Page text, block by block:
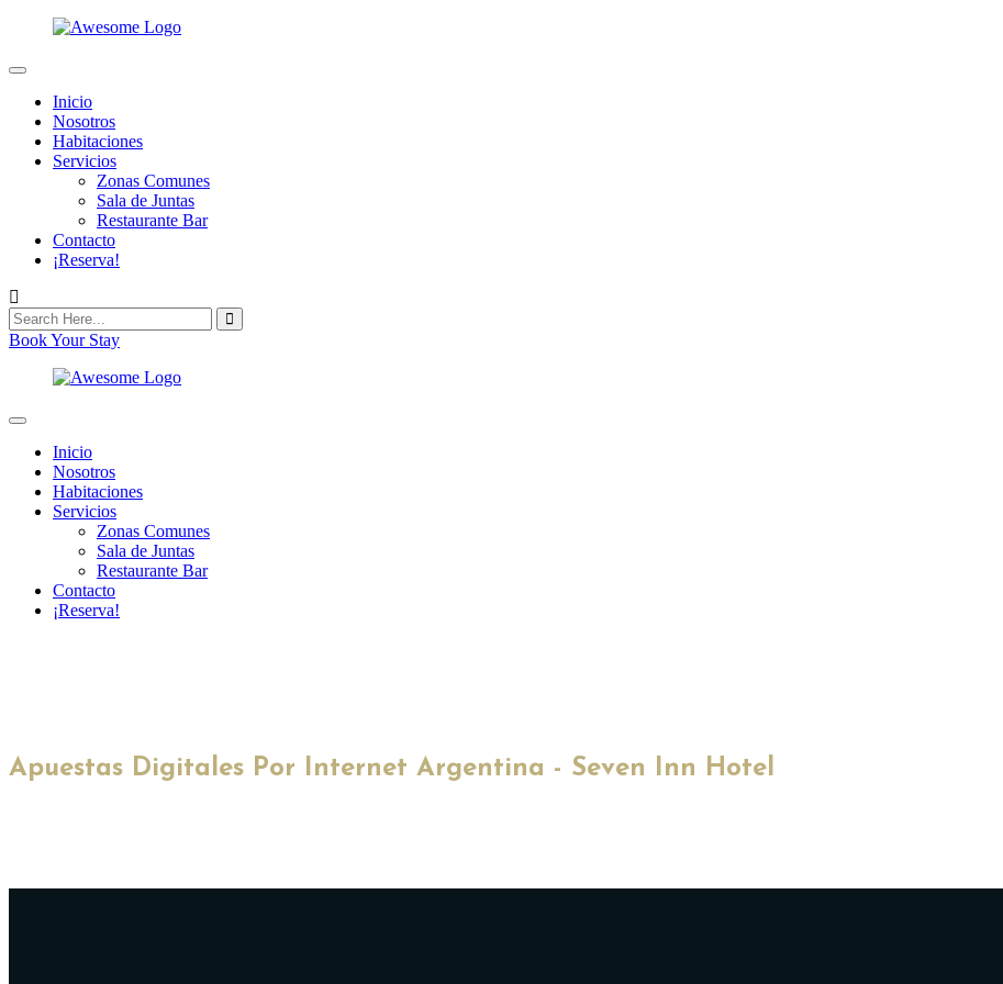
Inicio
Nosotros
Habitaciones
Servicios
Zonas Comunes
Sala de Juntas
Restaurante Bar
Contacto
¡Reserva!
Book Your Stay
Inicio
Nosotros
Habitaciones
Servicios
Zonas Comunes
Sala de Juntas
Restaurante Bar
Contacto
¡Reserva!
Apuestas Digitales Por Internet Argentina - Seven Inn Hotel